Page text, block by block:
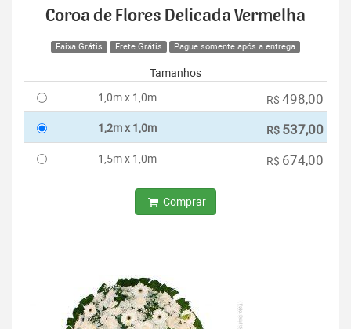
Coroa de Flores Delicada Vermelha
Faixa Grátis Frete Grátis Pague somente após a entrega
Tamanhos
1,0m x 1,0m
R$ 498,00
1,2m x 1,0m R$ 537,00
1,5m x 1,0m R$ 674,00
Comprar